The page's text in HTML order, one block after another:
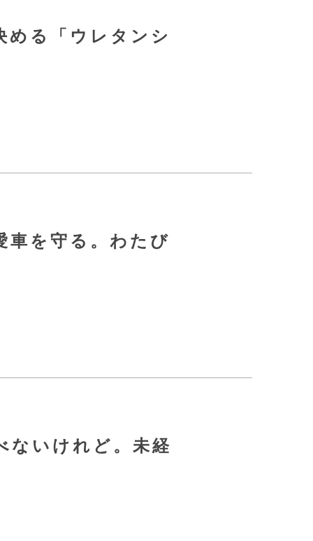
める「ウレタンシ
車を守る。わたび
ないけれど。未経